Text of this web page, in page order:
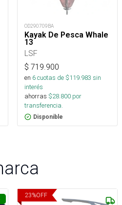
OD290709BA
Kayak De Pesca Whale
13
LSF
$ 719.900
en 6cuotas de $119.983 sin
interés
ahorras $28.800 por
transferencia.
Disponible
23%OFF